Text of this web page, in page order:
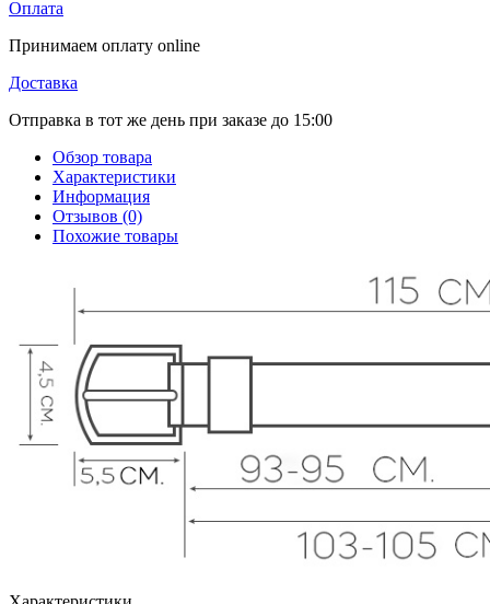
Оплата
Принимаем оплату online
Доставка
Отправка в тот же день при заказе до 15:00
Обзор товара
Характеристики
Информация
Отзывов (0)
Похожие товары